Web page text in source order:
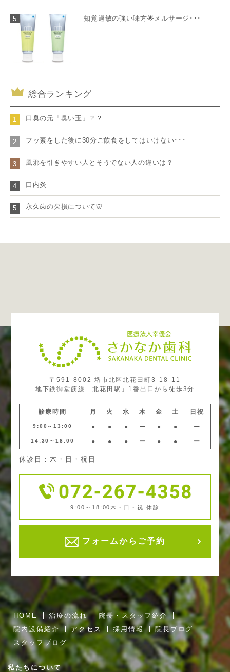
5 知覚過敏の強い味方🌟メルサージ･･･
総合ランキング
1 口臭の元「臭い玉」？？
2 フッ素をした後に30分ご飲食をしてはいけない･･･
3 風邪を引きやすい人とそうでない人の違いは？
4 口内炎
5 永久歯の欠損について🦷
〒591-8002 堺市北区北花田町3-18-11
地下鉄御堂筋線「北花田駅」1番出口から徒歩3分
診療時間 月 火 水 木 金 土 日祝
9:00～13:00 ● ● ● ー ● ● ー
14:30～18:00 ● ● ● ー ● ● ー
休診日：木・日・祝日
9:00～18:00 木・日・祝 休診
フォームからご予約
HOME 治療の流れ
院長・スタッフ紹介
院内設備紹介
アクセス 採用情報
院長ブログ
スタッフブログ
私たちについて